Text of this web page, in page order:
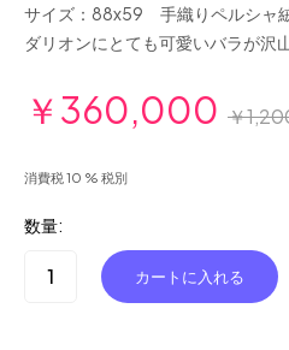
サイズ：88x59 手織りペルシャ
ダリオンにとても可愛いバラが沢
￥360,000 ￥
消費税 10 % 税別
数量: